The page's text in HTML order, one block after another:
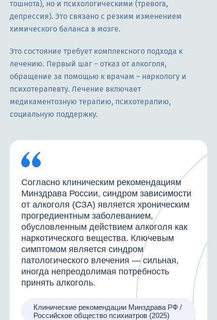
тошнота), но и психологическими (тревога,
депрессия). Это связано с резким изменением
химического баланса в мозге.
Это состояние требует комплексного подхода к
лечению. Первый шаг ― отказ от алкоголя,
обращение за помощью к врачам – наркологу и
психотерапевту. Лечение включает
медикаментозную терапию, психотерапию,
социальную поддержку.
Согласно клиническим рекомендациям
Минздрава России, синдром зависимости
от алкоголя (СЗА) является хроническим
прогредиентным заболеванием,
обусловленным действием алкоголя как
наркотического вещества. Ключевым
симптомом является синдром
патологического влечения — сильная,
иногда непреодолимая потребность
принять алкоголь.
Клинические рекомендации Минздрава РФ /
Российское общество психиатров (2025)